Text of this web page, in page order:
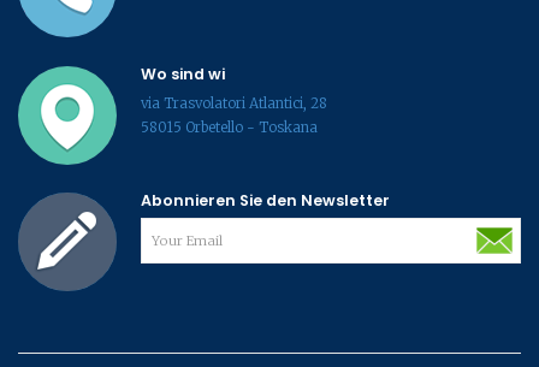
Wo sind wi
via Trasvolatori Atlantici, 28
58015 Orbetello - Toskana
Abonnieren Sie den Newsletter